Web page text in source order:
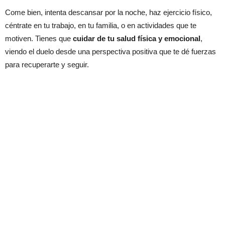
Come bien, intenta descansar por la noche, haz ejercicio físico,
céntrate en tu trabajo, en tu familia, o en actividades que te
motiven. Tienes que cuidar de tu salud física y emocional,
viendo el duelo desde una perspectiva positiva que te dé fuerzas
para recuperarte y seguir.